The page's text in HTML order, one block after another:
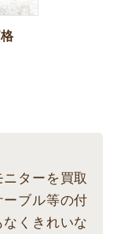
ターを買取
ーブル等の付
くきれいな